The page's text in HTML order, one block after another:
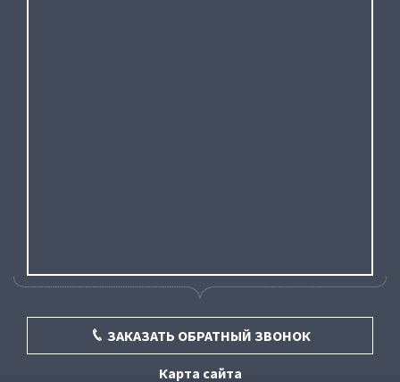
ЗАКАЗАТЬ ОБРАТНЫЙ ЗВОНОК
Карта сайта